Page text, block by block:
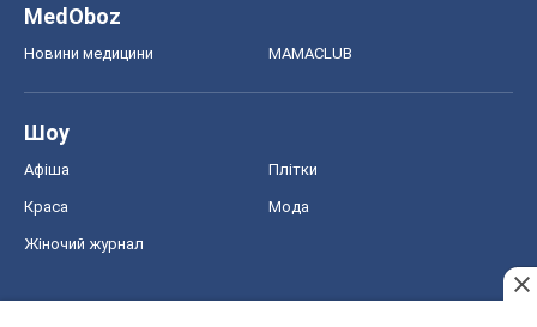
MedOboz
Новини медицини MAMACLUB
Шоу
Афіша Плітки
Краса Мода
Жіночий журнал